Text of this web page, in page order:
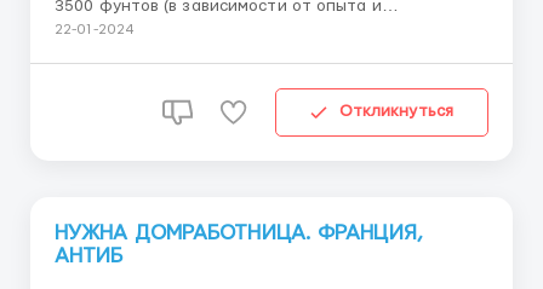
3500 фунтов (в зависимости от опыта и
образования). На 6 дней в неделю (ВС выходной), с 7
человек). Формировать меню на день, закупать
22-01-2024
Откликнуться
НУЖНА ДОМРАБОТНИЦА. ФРАНЦИЯ,
АНТИБ